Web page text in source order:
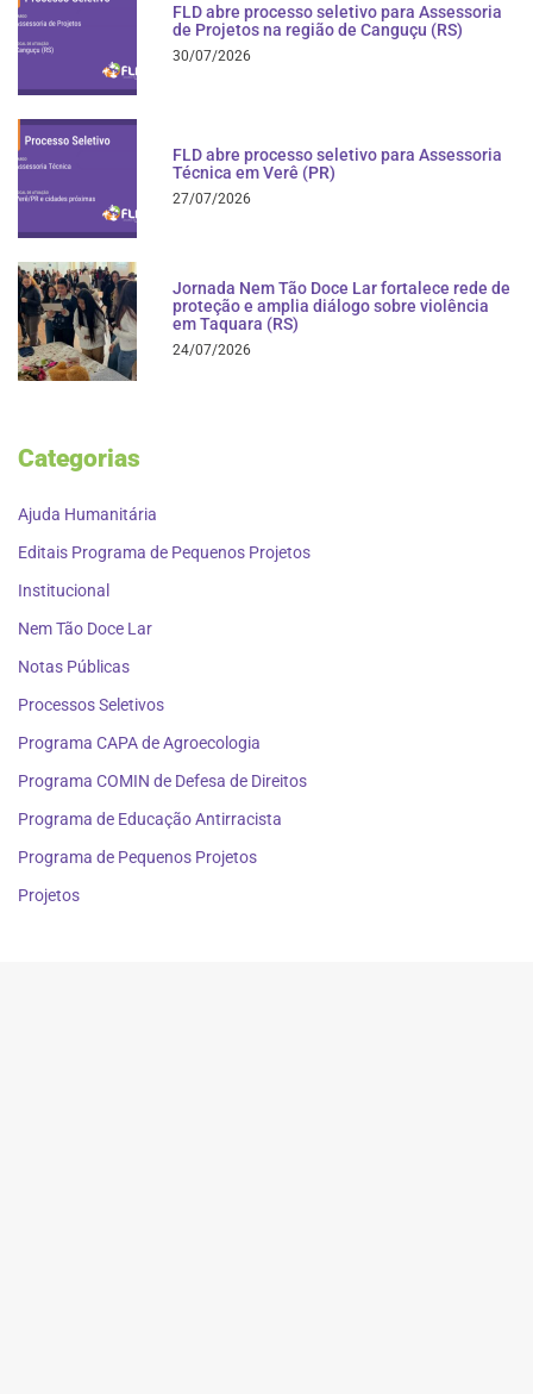
FLD abre processo seletivo para Assessoria
de Projetos na região de Canguçu (RS)
30/07/2026
FLD abre processo seletivo para Assessoria
Técnica em Verê (PR)
27/07/2026
Jornada Nem Tão Doce Lar fortalece rede de
proteção e amplia diálogo sobre violência
em Taquara (RS)
24/07/2026
Categorias
Ajuda Humanitária
Editais Programa de Pequenos Projetos
Institucional
Nem Tão Doce Lar
Notas Públicas
Processos Seletivos
Programa CAPA de Agroecologia
Programa COMIN de Defesa de Direitos
Programa de Educação Antirracista
Programa de Pequenos Projetos
Projetos